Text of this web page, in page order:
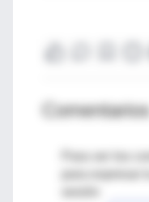
Para ver los